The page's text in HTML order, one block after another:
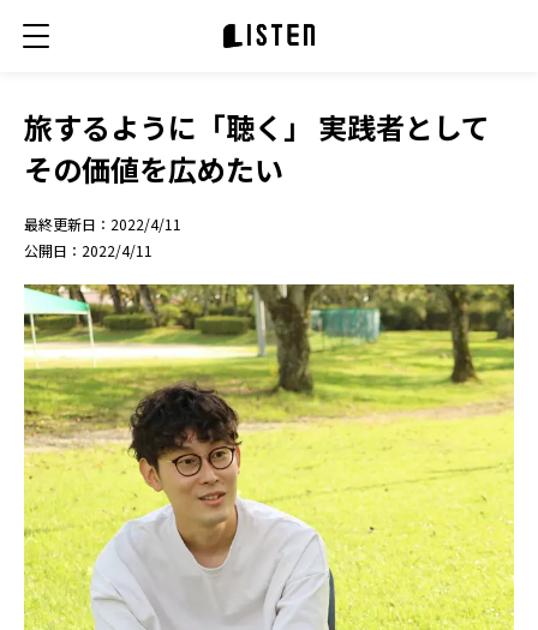
旅するように「聴く」 実践者として
その価値を広めたい
最終更新日： 2022/4/11
公開日： 2022/4/11